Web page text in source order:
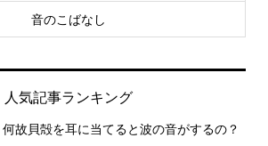
音のこばなし
人気記事ランキング
何故貝殻を耳に当てると波の音がするの？